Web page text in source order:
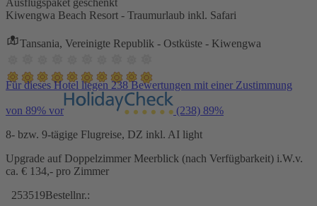
Kiwengwa Beach Resort - Traumurlaub inkl. Safari
Tansania, Vereinigte Republik - Ostküste - Kiwengwa
Für dieses Hotel liegen 238 Bewertungen mit einer Zustimmung
von 89% vor (238) 89%
8- bzw. 9-tägige Flugreise, DZ inkl. AI light
Upgrade auf Doppelzimmer Meerblick (nach Verfügbarkeit) i.W.v.
ca. € 134,- pro Zimmer
253519Bestellnr.: